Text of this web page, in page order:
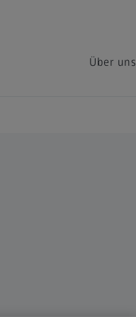
Über uns